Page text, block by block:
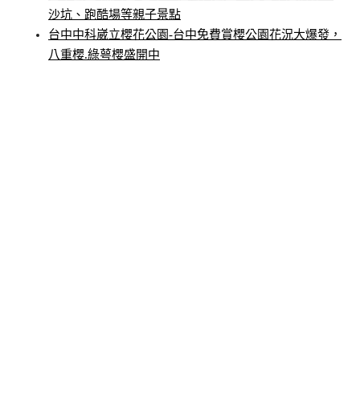
沙坑、跑酷場等親子景點
台中中科崴立櫻花公園-台中免費賞櫻公園花況大爆發，
八重櫻.綠萼櫻盛開中